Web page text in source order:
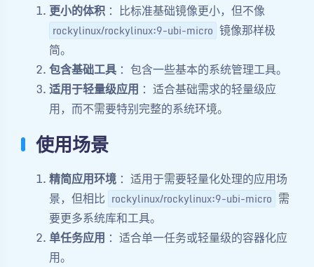
更小的体积 ：比标准基础镜像更小，但不像
rockylinux/rockylinux:9-ubi-micro 镜像那样极
简。
包含基础工具 ：包含一些基本的系统管理工具。
适用于轻量级应用 ：适合基础需求的轻量级应
用，而不需要特别完整的系统环境。
使用场景
精简应用环境 ：适用于需要轻量化处理的应用场
景，但相比 rockylinux/rockylinux:9-ubi-micro 需
要更多系统库和工具。
单任务应用 ：适合单一任务或轻量级的容器化应
用。